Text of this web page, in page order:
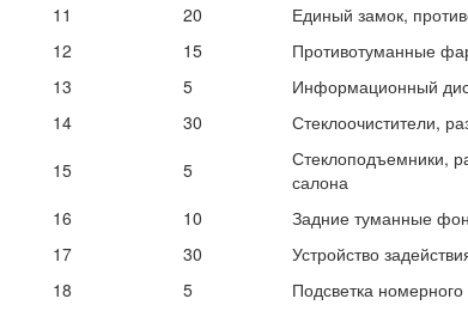
11
20
Единый замок,
12
15
Противотуманные
13
5
Информационный
14
30
Стеклоочистители,
15
5
Стеклоподъемники,
салона
16
10
Задние туманные
17
30
Устройство
18
5
Подсветка